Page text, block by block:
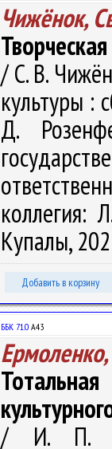
Чижёнок,
/ С. В.
культуры :
Д.
коллегия:
Купалы,
Добавить в корзину
ББК 71.0 А43
/ И. П.